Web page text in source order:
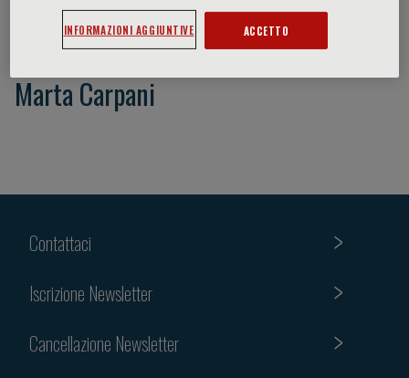
Marta Carpani
Contattaci
Iscrizione Newsletter
Cancellazione Newsletter
INFORMAZIONI AGGIUNTIVE ACCETTO